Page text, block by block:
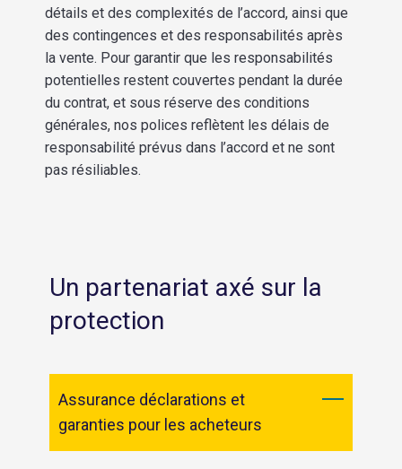
détails et des complexités de l’accord, ainsi que
des contingences et des responsabilités après
la vente. Pour garantir que les responsabilités
potentielles restent couvertes pendant la durée
du contrat, et sous réserve des conditions
générales, nos polices reflètent les délais de
responsabilité prévus dans l’accord et ne sont
pas résiliables.
Un partenariat axé sur la
protection
Assurance déclarations et
garanties pour les acheteurs